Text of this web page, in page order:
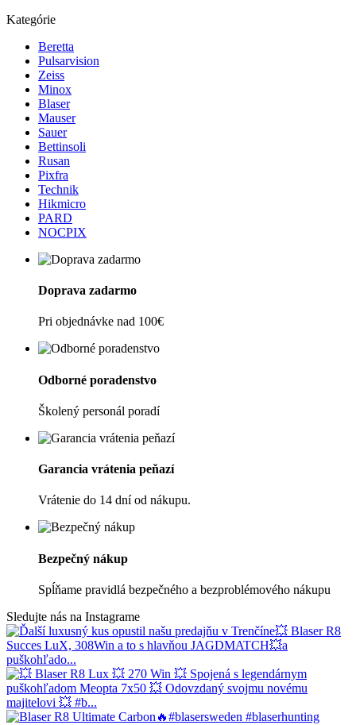
Kategórie
Beretta
Pulsarvision
Zeiss
Minox
Blaser
Mauser
Sauer
Bettinsoli
Rusan
Pixfra
Technik
Hikmicro
PARD
NOCPIX
Doprava zadarmo
Pri objednávke nad 100€
Odborné poradenstvo
Školený personál poradí
Garancia vrátenia peňazí
Vrátenie do 14 dní od nákupu.
Bezpečný nákup
Spĺňame pravidlá bezpečného a bezproblémového nákupu
Sledujte nás na Instagrame